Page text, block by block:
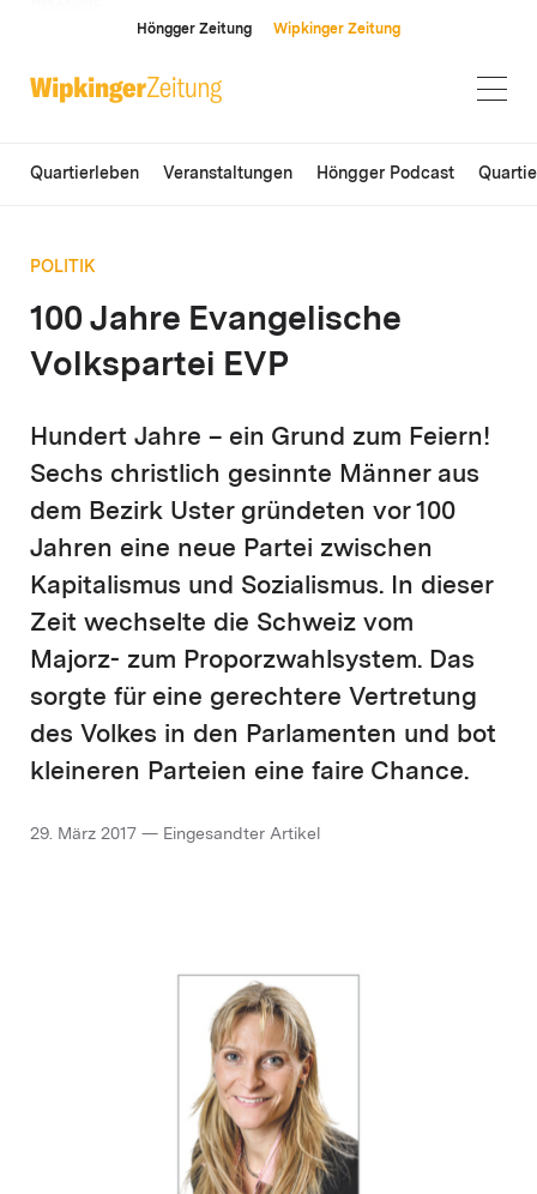
Höngger Zeitung Wipkinger Zeitung
Quartierleben Veranstaltungen Höngger Podcast
POLITIK
100 Jahre Evangelische
Volkspartei EVP
Hundert Jahre – ein Grund zum Feiern!
Sechs christlich gesinnte Männer aus
dem Bezirk Uster gründeten vor 100
Jahren eine neue Partei zwischen
Kapitalismus und Sozialismus. In dieser
Zeit wechselte die Schweiz vom
Majorz- zum Proporzwahlsystem. Das
sorgte für eine gerechtere Vertretung
des Volkes in den Parlamenten und bot
kleineren Parteien eine faire Chance.
29. März 2017 — Eingesandter Artikel